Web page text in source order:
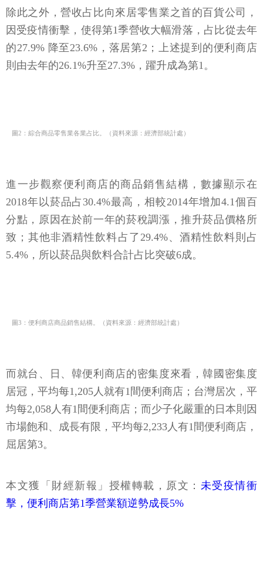
除此之外，營收占比向來居零售業之首的百貨公司，
因受疫情衝擊，使得第1季營收大幅滑落，占比從去年
的27.9% 降至23.6%，落居第2；上述提到的便利商店
則由去年的26.1%升至27.3%，躍升成為第1。
圖2：綜合商品零售業各業占比。（資料來源：經濟部統計處）
進一步觀察便利商店的商品銷售結構，數據顯示在
2018年以菸品占30.4%最高，相較2014年增加4.1個百
分點，原因在於前一年的菸稅調漲，推升菸品價格所
致；其他非酒精性飲料占了29.4%、酒精性飲料則占
5.4%，所以菸品與飲料合計占比突破6成。
圖3：便利商店商品銷售結構。（資料來源：經濟部統計處）
而就台、日、韓便利商店的密集度來看，韓國密集度
居冠，平均每1,205人就有1間便利商店；台灣居次，平
均每2,058人有1間便利商店；而少子化嚴重的日本則因
市場飽和、成長有限，平均每2,233人有1間便利商店，
屈居第3。
本文獲「財經新報」授權轉載，原文： 未受疫情衝
擊，便利商店第1季營業額逆勢成長5%